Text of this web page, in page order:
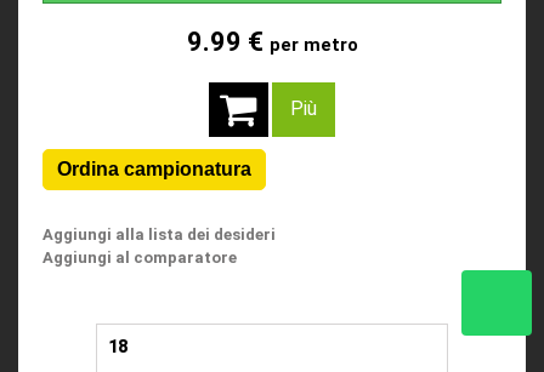
9.99 € per metro
Più
Aggiungi alla lista dei desideri
Aggiungi al comparatore
18